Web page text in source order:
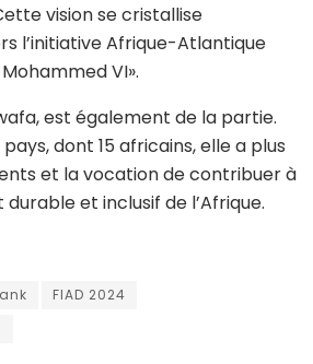
vision se cristallise
l’initiative Afrique-Atlantique
VI».
est également de la partie.
dont 15 africains, elle a plus
et la vocation de contribuer à
et inclusif de l’Afrique.
FIAD 2024